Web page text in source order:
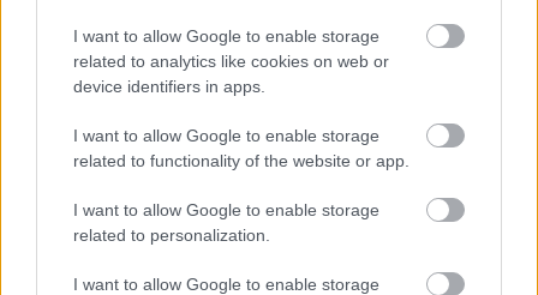
I want to allow Google to enable storage
related to analytics like cookies on web or
device identifiers in apps.
I want to allow Google to enable storage
related to functionality of the website or app.
I want to allow Google to enable storage
related to personalization.
I want to allow Google to enable storage
Fotó: Szécsi István / Velvet
Jön még kép!